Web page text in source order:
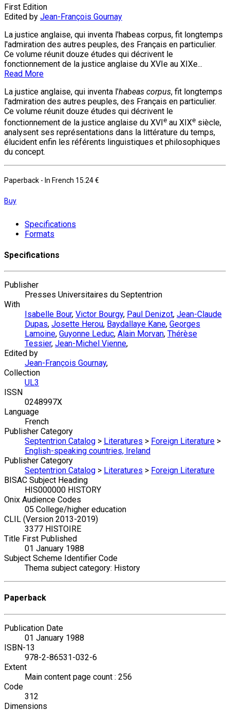
First Edition
Edited by Jean-François Gournay
La justice anglaise, qui inventa l'habeas corpus, fit longtemps
l'admiration des autres peuples, des Français en particulier.
Ce volume réunit douze études qui décrivent le
fonctionnement de la justice anglaise du XVIe au XIXe...
Read More
La justice anglaise, qui inventa l'habeas corpus, fit longtemps
l'admiration des autres peuples, des Français en particulier.
Ce volume réunit douze études qui décrivent le
fonctionnement de la justice anglaise du XVI e au XIXe siècle,
analysent ses représentations dans la littérature du temps,
élucident enfin les référents linguistiques et philosophiques
du concept.
Paperback - In French 15.24 €
Buy
Specifications
Formats
Specifications
Publisher
Presses Universitaires du Septentrion
With
Isabelle Bour, Victor Bourgy, Paul Denizot, Jean-Claude
Dupas, Josette Herou, Baydallaye Kane, Georges
Lamoine, Guyonne Leduc, Alain Morvan, Thérèse
Tessier, Jean-Michel Vienne,
Edited by
Jean-François Gournay,
Collection
UL3
ISSN
0248997X
Language
French
Publisher Category
Septentrion Catalog > Literatures > Foreign Literature >
English-speaking countries, Ireland
Publisher Category
Septentrion Catalog > Literatures > Foreign Literature
BISAC Subject Heading
HIS000000 HISTORY
Onix Audience Codes
05 College/higher education
CLIL (Version 2013-2019)
3377 HISTOIRE
Title First Published
01 January 1988
Subject Scheme Identifier Code
Thema subject category: History
Paperback
Publication Date
01 January 1988
ISBN-13
978-2-86531-032-6
Extent
Main content page count : 256
Code
312
Dimensions